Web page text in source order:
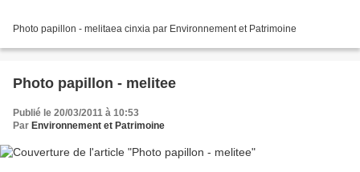
Photo papillon - melitaea cinxia par Environnement et Patrimoine
Photo papillon - melitee
Publié le 20/03/2011 à 10:53
Par Environnement et Patrimoine